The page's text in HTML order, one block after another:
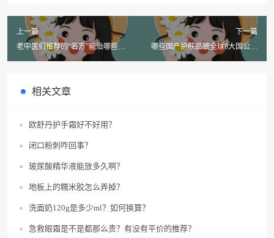
上一篇
老中医们推荐的“名方”能治哪些常
见病？省钱又省事吗？
下一篇
哪些国产护肤品被全球8大国公认
为精品，外国人也常用？
相关文章
欧舒丹护手霜好不好用？
闭口粉刺咋回事？
玻尿酸精华液能放多久啊？
地板上的糯米胶怎么弄掉？
洗面奶120g是多少ml？如何换算？
急救眼霜是不是都那么贵？有没有平价的推荐？